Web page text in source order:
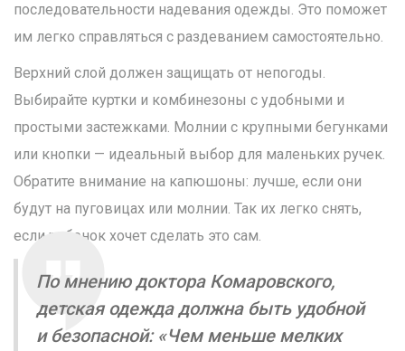
последовательности надевания одежды. Это поможет
им легко справляться с раздеванием самостоятельно.
Верхний слой должен защищать от непогоды.
Выбирайте куртки и комбинезоны с удобными и
простыми застежками. Молнии с крупными бегунками
или кнопки — идеальный выбор для маленьких ручек.
Обратите внимание на капюшоны: лучше, если они
будут на пуговицах или молнии. Так их легко снять,
если ребенок хочет сделать это сам.
По мнению доктора Комаровского,
детская одежда должна быть удобной
и безопасной: «Чем меньше мелких